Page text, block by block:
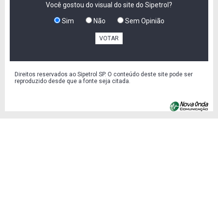
Você gostou do visual do site do Sipetrol?
Sim Não Sem Opinião
VOTAR
Direitos reservados ao Sipetrol SP. O conteúdo deste site pode ser
reproduzido desde que a fonte seja citada.